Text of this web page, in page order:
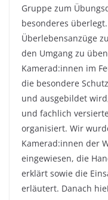
Gruppe zum
besonderes
Überlebensanzüge
den Umgang zu
Kamerad:innen im
die besondere
und ausgebildet
und fachlich
organisiert. Wir
Kamerad:innen der
eingewiesen, die
erklärt sowie die
erläutert. Danach